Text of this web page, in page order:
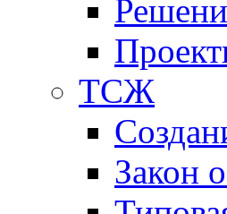
ТСЖ
Закон